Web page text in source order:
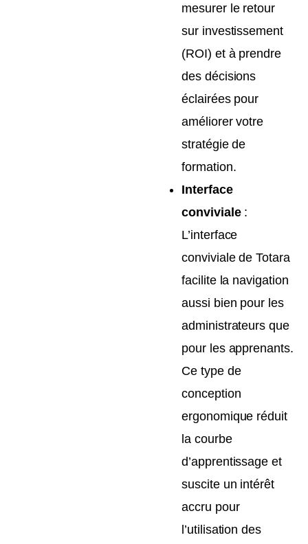
mesurer le retour
sur investissement
(ROI) et à prendre
des décisions
éclairées pour
améliorer votre
stratégie de
formation.
Interface
conviviale:
L’interface
conviviale de Totara
facilite la navigation
aussi bien pour les
administrateurs que
pour les apprenants.
Ce type de
conception
ergonomique réduit
la courbe
d’apprentissage et
suscite un intérêt
accru pour
l’utilisation des